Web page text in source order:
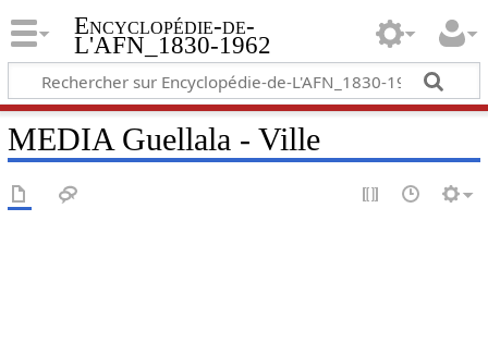
Encyclopédie-de-
L'AFN_1830-1962
MEDIA Guellala - Ville